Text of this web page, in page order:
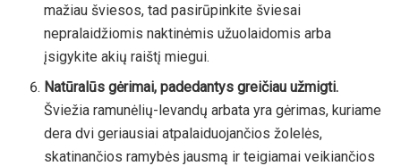
mažiau šviesos, tad pasirūpinkite šviesai
nepralaidžiomis naktinėmis užuolaidomis arba
įsigykite akių raištį miegui.
Natūralūs gėrimai, padedantys greičiau užmigti.
Šviežia ramunėlių-levandų arbata yra gėrimas, kuriame
dera dvi geriausiai atpalaiduojančios žolelės,
skatinančios ramybės jausmą ir teigiamai veikiančios